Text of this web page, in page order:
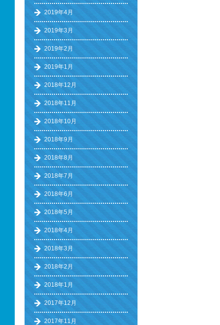
2019年4月
2019年3月
2019年2月
2019年1月
2018年12月
2018年11月
2018年10月
2018年9月
2018年8月
2018年7月
2018年6月
2018年5月
2018年4月
2018年3月
2018年2月
2018年1月
2017年12月
2017年11月